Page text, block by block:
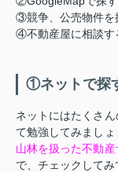
③競争、公売物件を
④不動産屋に相談す
①ネットで探
ネットにはたくさ
て勉強してみましょ
山林を扱った不動産
で、チェックしてみ